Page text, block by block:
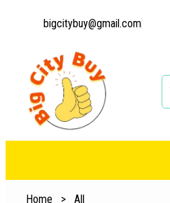
bigcitybuy@gmail.com
Home > All